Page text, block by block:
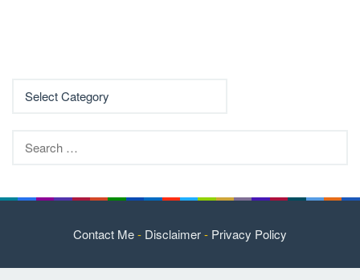
for:
Contact Me- Disclaimer- Privacy Policy